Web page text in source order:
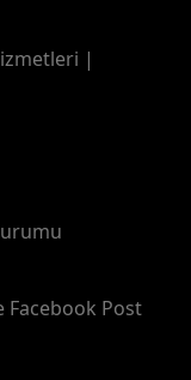
|
Facebook Post